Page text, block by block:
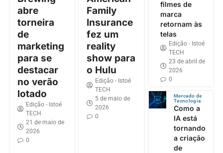
abre
torneira
de
marketing
para se
destacar
no verão
lotado
Edição - Istoé
TECH
21 de maio de
2026
0
Family
Insurance
fez um
reality
show para
o Hulu
Edição - Istoé
TECH
5 de maio de
2026
0
filmes de
marca
retornam às
telas
Edição - Istoé
TECH
23 de abril de
2026
0
Mercado de
Tecnologia
Como a
IA está
tornando
a criação
de